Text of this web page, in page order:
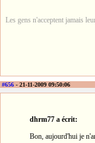
Les gens n'acceptent jamais
#656 - 21-11-2009 09:50:06
dhrm77 a écrit:
Bon, aujourd'hui je